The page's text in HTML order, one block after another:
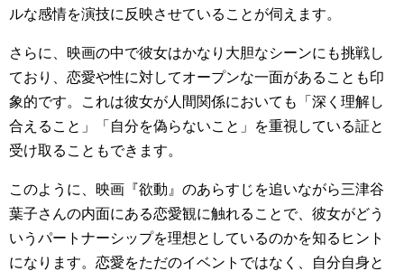
ルな感情を演技に反映させていることが伺えます。
さらに、映画の中で彼女はかなり大胆なシーンにも挑戦し
ており、恋愛や性に対してオープンな一面があることも印
象的です。これは彼女が人間関係においても「深く理解し
合えること」「自分を偽らないこと」を重視している証と
受け取ることもできます。
このように、映画『欲動』のあらすじを追いながら三津谷
葉子さんの内面にある恋愛観に触れることで、彼女がどう
いうパートナーシップを理想としているのかを知るヒント
になります。恋愛をただのイベントではなく、自分自身と